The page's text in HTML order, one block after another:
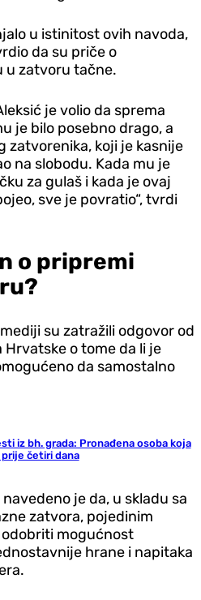
u istinitost ovih navoda,
da su priče o
u zatvoru tačne.
je volio da sprema
je bilo posebno drago, a
zatvorenika, koji je kasnije
na slobodu. Kada mu je
za gulaš i kada je ovaj
sve je povratio“, tvrdi
o pripremi
su zatražili odgovor od
o tome da li je
da samostalno
iz bh. grada: Pronađena osoba koja
četiri dana
je da, u skladu sa
zatvora, pojedinim
mogućnost
hrane i napitaka